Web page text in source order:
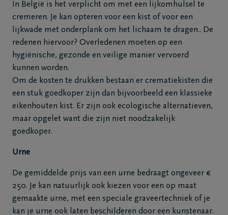
In België is het verplicht om met een lijkomhulsel te
cremeren. Je kan opteren voor een kist of voor een
lijkwade met onderplank om het lichaam te dragen.. De
redenen hiervoor? Overledenen moeten op een
hygiënische, gezonde en veilige manier vervoerd
kunnen worden.
Om de kosten te drukken bestaan er crematiekisten die
een stuk goedkoper zijn dan bijvoorbeeld een klassieke
eikenhouten kist. Er zijn ook ecologische alternatieven,
maar opgelet want die zijn niet noodzakelijk
goedkoper.
Urne
De gemiddelde prijs van een urne bedraagt ongeveer €
250. Je kan natuurlijk ook kiezen voor een op maat
gemaakte urne, met een speciale graveertechniek of je
kan je urne ook laten beschilderen door een kunstenaar.